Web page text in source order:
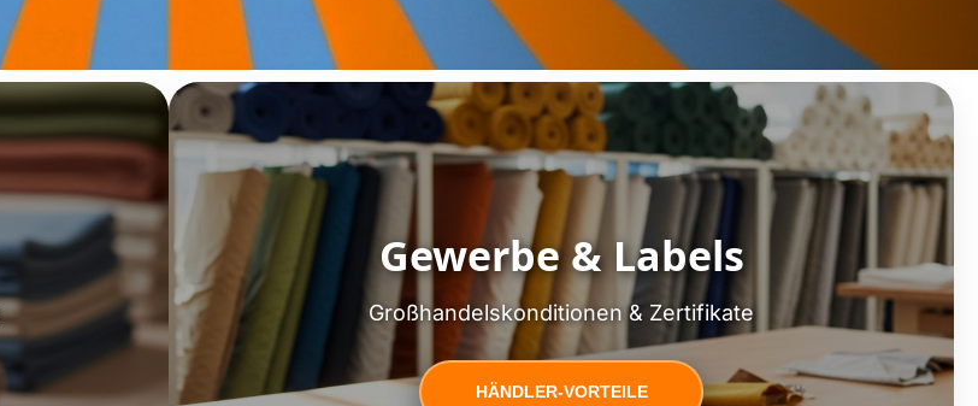
Gewerbe & Labels
Großhandelskonditionen & Zertifikate
HÄNDLER-VORTEILE